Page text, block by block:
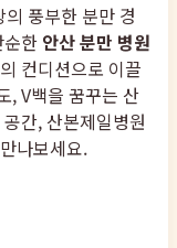
풍부한 분만 경
한 안산 분만 병원
컨디션으로 이끌
, V백을 꿈꾸는 산
간, 산본제일병원
나보세요.